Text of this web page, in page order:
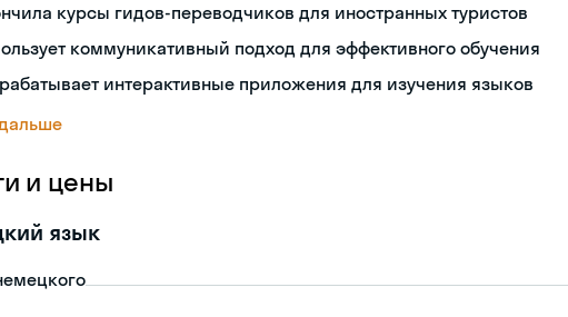
курсы гидов-переводчиков для иностранных туристов
коммуникативный подход для эффективного обучения
интерактивные приложения для изучения языков
и цены
язык